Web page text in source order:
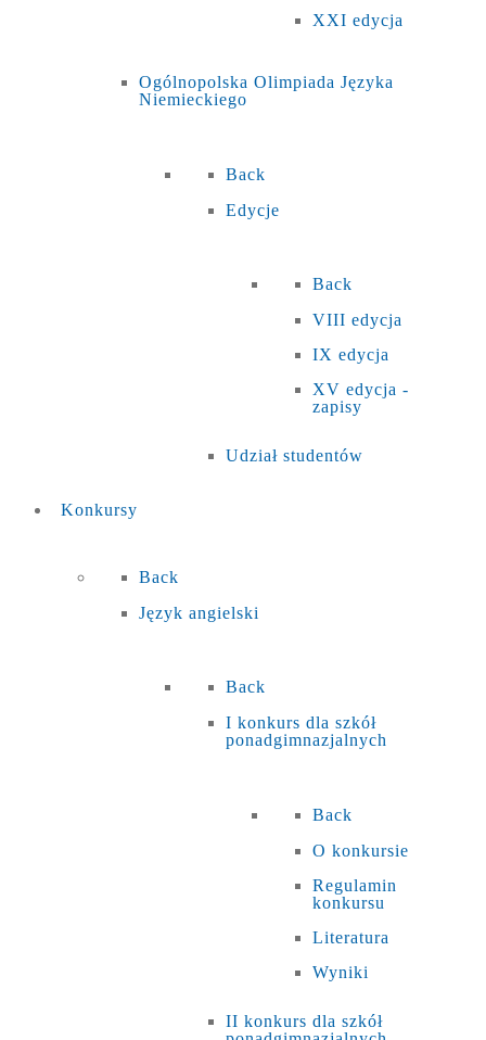
XXI edycja
Ogólnopolska Olimpiada Języka
Niemieckiego
Back
Edycje
Back
VIII edycja
IX edycja
XV edycja -
zapisy
Udział studentów
Konkursy
Back
Język angielski
Back
I konkurs dla szkół
ponadgimnazjalnych
Back
O konkursie
Regulamin
konkursu
Literatura
Wyniki
II konkurs dla szkół